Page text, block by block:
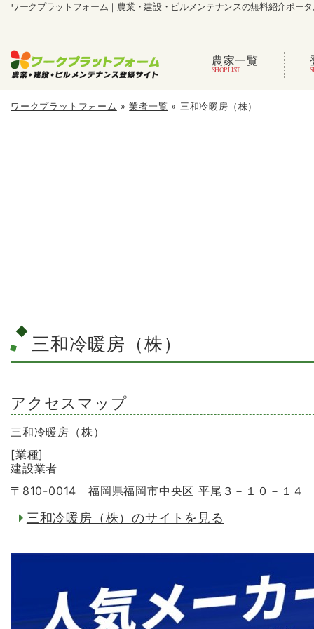
ワークプラットフォーム｜農業・建設・ビルメンテナンスの無料紹介ポー
農家一覧
ワークプラットフォーム »業者一覧 » 三和冷暖房（株）
三和冷暖房（株）
アクセスマップ
三和冷暖房（株）
[業種]
建設業者
〒810-0014 福岡県福岡市中央区 平尾３－１０－１４
三和冷暖房（株）のサイトを見る